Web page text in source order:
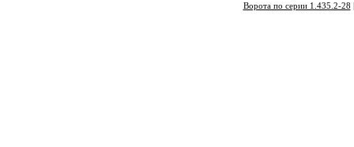
Ворота по серии 1.435.2-28